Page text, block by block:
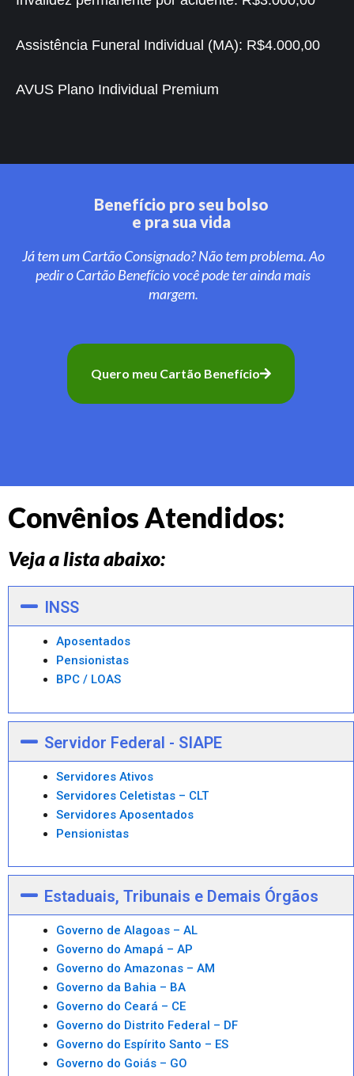
Assistência Funeral Individual (MA): R$4.000,00
AVUS Plano Individual Premium
Benefício pro seu bolso
e pra sua vida
Já tem um Cartão Consignado? Não tem problema. Ao
pedir o Cartão Benefício você pode ter ainda mais
margem.
Quero meu Cartão Benefício
Convênios Atendidos:
Veja a lista abaixo:
INSS
Aposentados
Pensionistas
BPC / LOAS
Servidor Federal - SIAPE
Servidores Ativos
Servidores Celetistas – CLT
Servidores Aposentados
Pensionistas
Estaduais, Tribunais e Demais Órgãos
Governo de Alagoas – AL
Governo do Amapá – AP
Governo do Amazonas – AM
Governo da Bahia – BA
Governo do Ceará – CE
Governo do Distrito Federal – DF
Governo do Espírito Santo – ES
Governo do Goiás – GO